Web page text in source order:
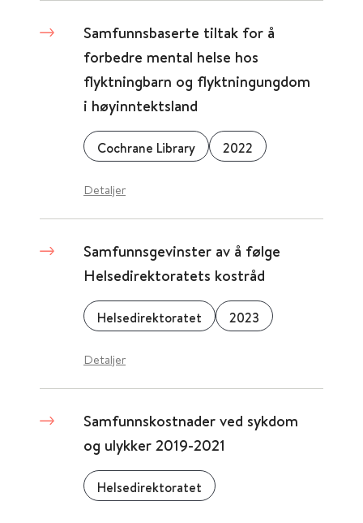
Samfunnsbaserte tiltak for å
forbedre mental helse hos
flyktningbarn og flyktningungdom
i høyinntektsland
Cochrane Library 2022
Detaljer
Samfunnsgevinster av å følge
Helsedirektoratets kostråd
Helsedirektoratet 2023
Detaljer
Samfunnskostnader ved sykdom
og ulykker 2019-2021
Helsedirektoratet